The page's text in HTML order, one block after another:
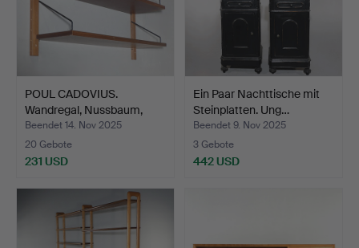
POUL CADOVIUS.
Wandregal, Nussbaum,
Royal …
Beendet 14. Nov 2025
20 Gebote
231 USD
Ein Paar Nachttische mit
Steinplatten. Ung…
Beendet 9. Nov 2025
3 Gebote
442 USD